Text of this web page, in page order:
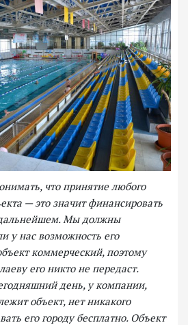
что принятие любого
— это значит финансировать
дальнейшем. Мы должны
у нас возможность его
коммерческий, поэтому
его никто не передаст.
день, у компании,
объект, нет никакого
его городу бесплатно. Объект